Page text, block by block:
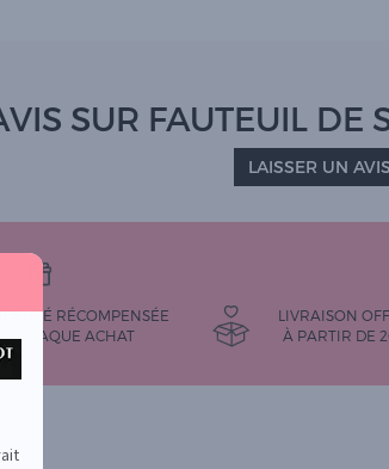
SUR FAUTEUIL DE
LAISSER UN AVIS
RÉCOMPENSÉE
CHAQUE ACHAT
LIVRAISON
À PARTIR DE